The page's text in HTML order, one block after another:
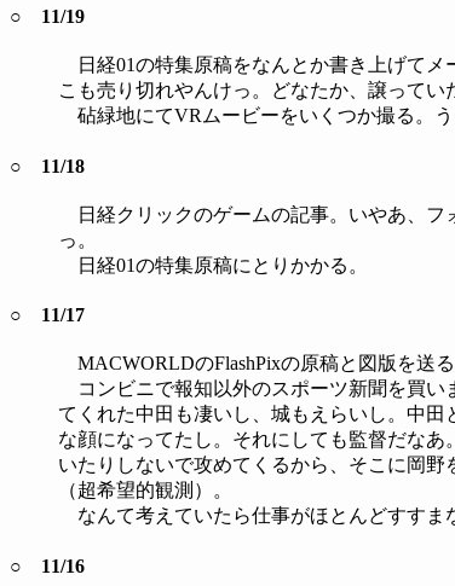
○ 11/19
日経01の特集原稿をなんとか書き上げてメ
こも売り切れやんけっ。どなたか、譲ってい
砧緑地にてVRムービーをいくつか撮る。う
○ 11/18
日経クリックのゲームの記事。いやあ、フ
っ。
日経01の特集原稿にとりかかる。
○ 11/17
MACWORLDのFlashPixの原稿と図版を送る
コンビニで報知以外のスポーツ新聞を買い
てくれた中田も凄いし、城もえらいし。中
な顔になってたし。それにしても監督だな
いたりしないで攻めてくるから、そこに岡
（超希望的観測）。
なんて考えていたら仕事がほとんどすすま
○ 11/16